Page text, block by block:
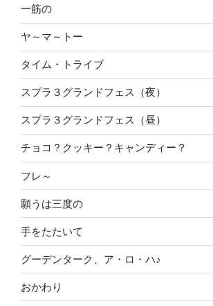
一筋の
ヤ～マ～トー
タイム・トライブ
スプラ３グランドフェス（夜）
スプラ３グランドフェス（昼）
チョコ？クッキー？キャンディー？
フレ～
願うは三度の
手をたたいて
グーデンターク、ア・ロ・ハ♪
おかわり